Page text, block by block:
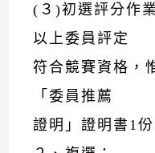
(３)初選評分作
以上委員評定
符合競賽資格，
「委員推薦
證明」證明書1份